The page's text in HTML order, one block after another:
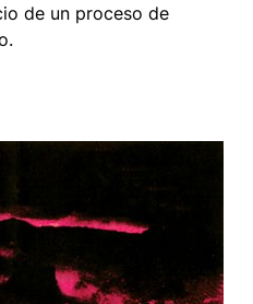
de un proceso de